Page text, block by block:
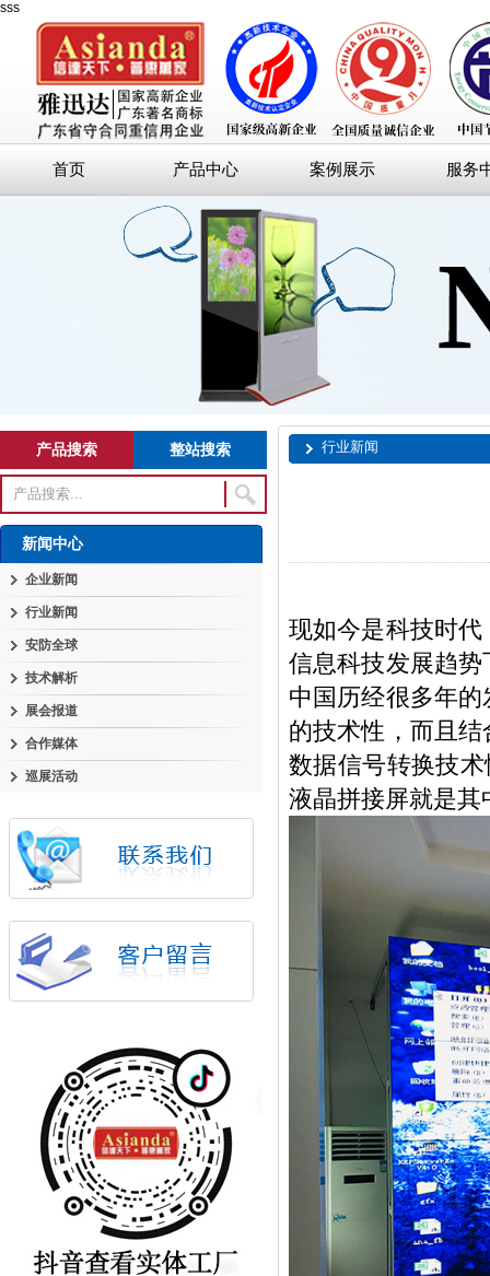
sss
首页 产品中心 案例展示 服务
产品搜索 整站搜索
新闻中心
企业新闻
行业新闻
安防全球
技术解析
展会报道
合作媒体
巡展活动
行业新闻
现如今是科技时代
信息科技发展趋
中国历经很多年
的技术性，而且
数据信号转换技
液晶拼接屏就是其